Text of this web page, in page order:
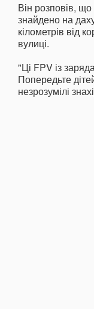
Він розповів,
знайдено на
кілометрів від
вулиці.
"Ці FPV із
Попередьте
незрозумілі